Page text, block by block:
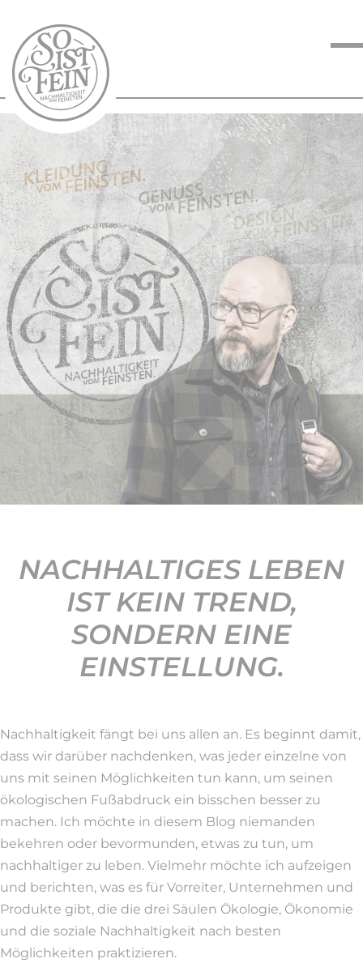
NACHHALTIGKEIT
VOM FEINSTEN
KOCHEN VOM
FEINSTEN
BLOG
KONTAKT
NACHHALTIGES LEBEN
IST KEIN TREND,
SONDERN EINE
EINSTELLUNG.
Nachhaltigkeit fängt bei uns allen an. Es beginnt damit,
dass wir darüber nachdenken, was jeder einzelne von
uns mit seinen Möglichkeiten tun kann, um seinen
ökologischen Fußabdruck ein bisschen besser zu
machen. Ich möchte in diesem Blog niemanden
bekehren oder bevormunden, etwas zu tun, um
nachhaltiger zu leben. Vielmehr möchte ich aufzeigen
und berichten, was es für Vorreiter, Unternehmen und
Produkte gibt, die die drei Säulen Ökologie, Ökonomie
und die soziale Nachhaltigkeit nach besten
Möglichkeiten praktizieren.